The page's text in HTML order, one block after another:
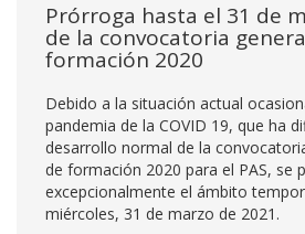
Prórroga hasta el 31 de
de la convocatoria
formación 2020
Debido a la situación actual
pandemia de la COVID 19, que ha
desarrollo normal de la
de formación 2020 para el PAS, se
excepcionalmente el ámbito
miércoles, 31 de marzo de 2021.